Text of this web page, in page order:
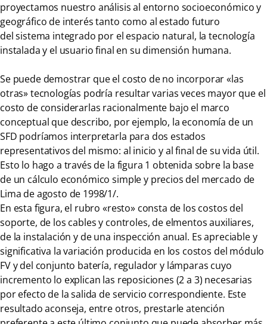
proyectamos nuestro análisis al entorno socioeconómico y
geográfico de interés tanto como al estado futuro
del sistema integrado por el espacio natural, la tecnología
instalada y el usuario final en su dimensión humana.
Se puede demostrar que el costo de no incorporar «las
otras» tecnologías podría resultar varias veces mayor que el
costo de considerarlas racionalmente bajo el marco
conceptual que describo, por ejemplo, la economía de un
SFD podríamos interpretarla para dos estados
representativos del mismo: al inicio y al final de su vida útil.
Esto lo hago a través de la figura 1 obtenida sobre la base
de un cálculo económico simple y precios del mercado de
Lima de agosto de 1998/1/.
En esta figura, el rubro «resto» consta de los costos del
soporte, de los cables y controles, de elmentos auxiliares,
de la instalación y de una inspección anual. Es apreciable y
significativa la variación producida en los costos del módulo
FV y del conjunto batería, regulador y lámparas cuyo
incremento lo explican las reposiciones (2 a 3) necesarias
por efecto de la salida de servicio correspondiente. Este
resultado aconseja, entre otros, prestarle atención